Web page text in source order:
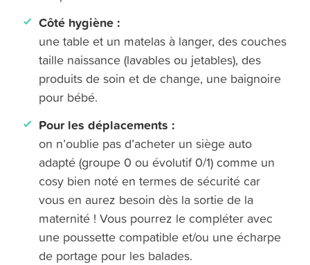
Côté hygiène :
une table et un matelas à langer, des couches
taille naissance (lavables ou jetables), des
produits de soin et de change, une baignoire
pour bébé.
Pour les déplacements :
on n’oublie pas d’acheter un siège auto
adapté (groupe 0 ou évolutif 0/1) comme un
cosy bien noté en termes de sécurité car
vous en aurez besoin dès la sortie de la
maternité ! Vous pourrez le compléter avec
une poussette compatible et/ou une écharpe
de portage pour les balades.